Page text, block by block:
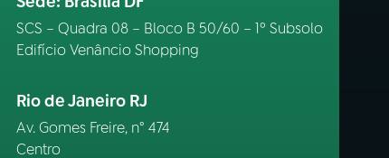
SCS – Quadra 08 – Bloco B 50/60 – 1º Subsolo
Edifício Venâncio Shopping
Rio de Janeiro RJ
Av. Gomes Freire, n° 474
Centro